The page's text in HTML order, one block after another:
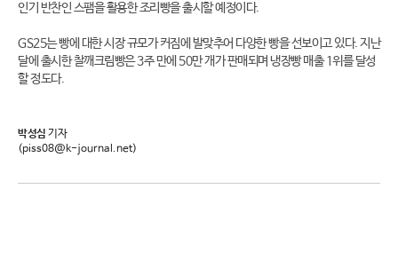
인기 반찬인 스팸을 활용한 조리빵을 출시할 예정이다.
GS25는 빵에 대한 시장 규모가 커짐에 발맞추어 다양한 빵을 선보이고 있다. 지난
달에 출시한 찰깨크림빵은 3주 만에 50만 개가 판매되며 냉장빵 매출 1위를 달성
할 정도다.
박성심 기자
(piss08@k-journal.net)